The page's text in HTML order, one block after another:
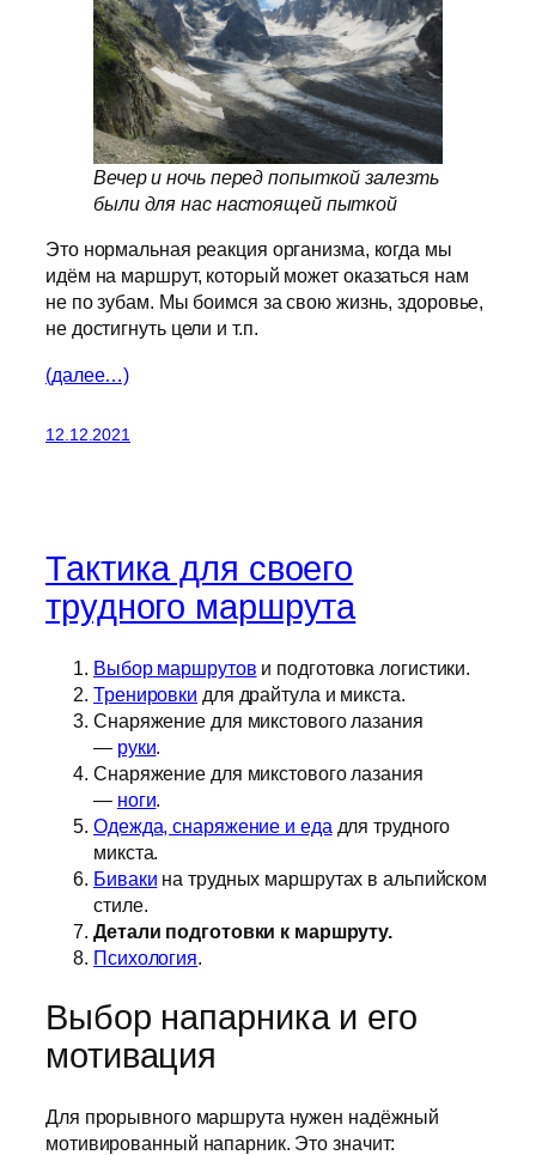
Вечер и ночь перед попыткой залезть
были для нас настоящей пыткой
Это нормальная реакция организма, когда мы
идём на маршрут, который может оказаться нам
не по зубам. Мы боимся за свою жизнь, здоровье,
не достигнуть цели и т.п.
(далее…)
12.12.2021
Тактика для своего
трудного маршрута
Выбор маршрутов и подготовка логистики.
Тренировки для драйтула и микста.
Снаряжение для микстового лазания
— руки.
Снаряжение для микстового лазания
— ноги.
Одежда, снаряжение и еда для трудного
микста.
Биваки на трудных маршрутах в альпийском
стиле.
Детали подготовки к маршруту.
Психология.
Выбор напарника и его
мотивация
Для прорывного маршрута нужен надёжный
мотивированный напарник. Это значит: